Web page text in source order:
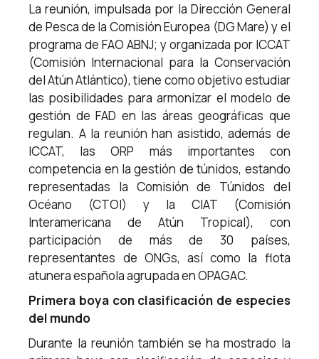
La reunión, impulsada por la Dirección General
de Pesca de la Comisión Europea (DG Mare) y el
programa de FAO ABNJ; y organizada por ICCAT
(Comisión Internacional para la Conservación
del Atún Atlántico), tiene como objetivo estudiar
las posibilidades para armonizar el modelo de
gestión de FAD en las áreas geográficas que
regulan. A la reunión han asistido, además de
ICCAT, las ORP más importantes con
competencia en la gestión de túnidos, estando
representadas la Comisión de Túnidos del
Océano (CTOI) y la CIAT (Comisión
Interamericana de Atún Tropical), con
participación de más de 30 países,
representantes de ONGs, así como la flota
atunera española agrupada en OPAGAC.
Primera boya con clasificación de especies
del mundo
Durante la reunión también se ha mostrado la